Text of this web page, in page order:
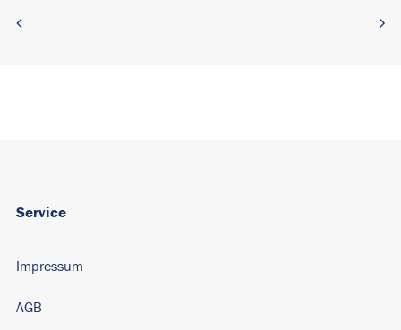
Service
Impressum
AGB